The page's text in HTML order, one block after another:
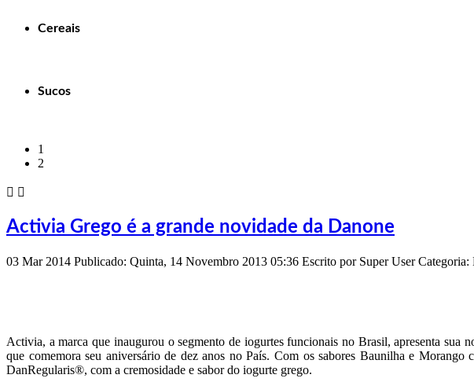
Cereais
Sucos
1
2
 
Activia Grego é a grande novidade da Danone
03 Mar 2014 Publicado: Quinta, 14 Novembro 2013 05:36 Escrito por Super User Categoria:
Activia, a marca que inaugurou o segmento de iogurtes funcionais no Brasil, apresenta
que comemora seu aniversário de dez anos no País. Com os sabores Baunilha e
DanRegularis®, com a cremosidade e sabor do iogurte grego.